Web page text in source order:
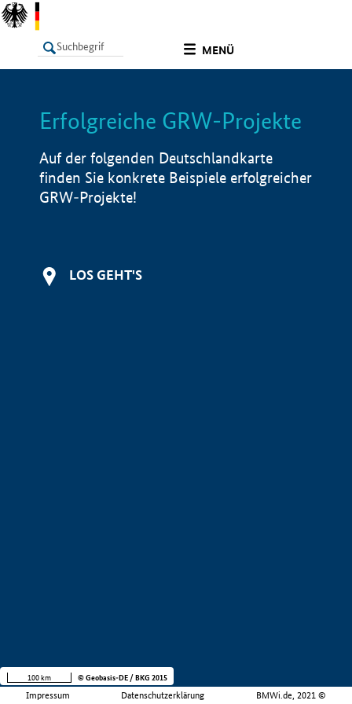
MENÜ
LISTE Info
Erfolgreiche GRW-Projekte
Auf der folgenden Deutschlandkarte
finden Sie konkrete Beispiele erfolgreicher
GRW-Projekte!
LOS GEHT'S
Impressum Datenschutzerklärung BMWi.de, 2021 ©
100 km © Geobasis-DE / BKG 2015